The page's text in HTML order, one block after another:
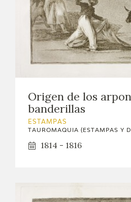
Origen de los
banderillas
ESTAMPAS
TAUROMAQUIA (ESTAMPAS Y
1814 - 1816